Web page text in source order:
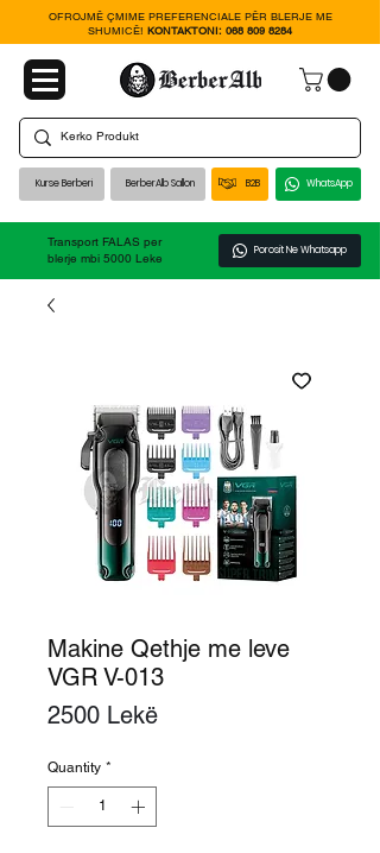
OFROJMË ÇMIME PREFERENCIALE PËR BLERJE ME
SHUMICË! KONTAKTONI: 068 809 8284
Kurse Berberi BerberAlb Sallon B2B WhatsApp
Transport FALAS per
blerje mbi 5000 Leke
Porosit Ne Whatsapp
Makine Qethje me leve
VGR V-013
2500 LekëPrice
Quantity *